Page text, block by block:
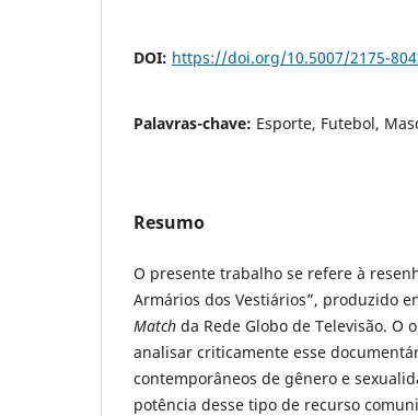
DOI: https://doi.org/10.5007/2175-
Palavras-chave: Esporte, Futebol,
Resumo
O presente trabalho se refere à
Armários dos Vestiários”, produzido
Match da Rede Globo de Televisão. O
analisar criticamente esse
contemporâneos de gênero e
potência desse tipo de recurso